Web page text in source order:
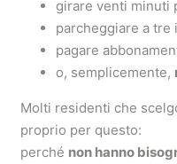
girare venti minuti
parcheggiare a tre
pagare
o, semplicemente,
Molti residenti che
proprio per questo:
perché non hanno